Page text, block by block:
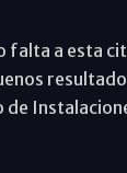
falta a esta
de